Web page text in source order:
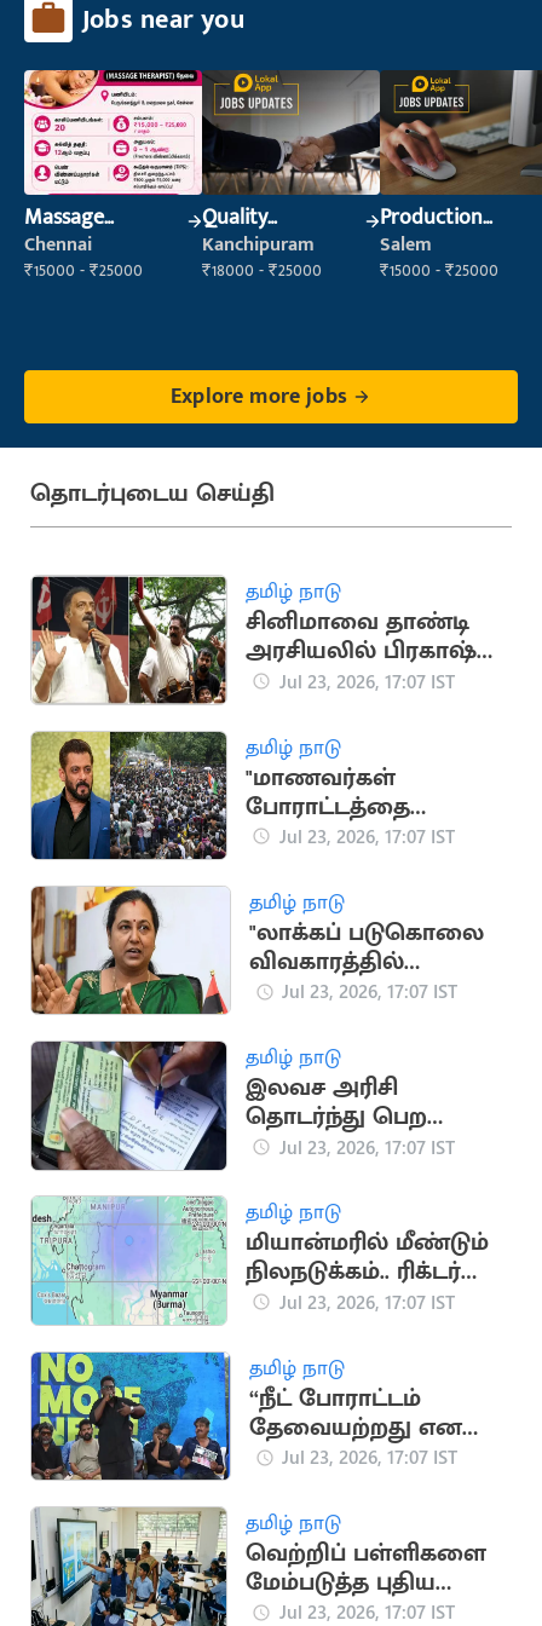
Jobs near you
Massage
Therapist
Chennai
₹15000 - ₹25000
Quality
Inspector
Kanchipuram
₹18000 - ₹25000
Production
Supervisor
Salem
₹15000 - ₹25000
Explore more jobs
தொடர்புடைய செய்தி
தமிழ் நாடு
சினிமாவை தாண்டி
அரசியலில் பிரகாஷ்
ராஜ்.. முக்கிய
Jul 23, 2026, 17:07 IST
தமிழ் நாடு
"மாணவர்கள்
போராட்டத்தை
கைவிட்டு வீட்டிற்கு
சல்மான் கான்
Jul 23, 2026, 17:07 IST
தமிழ் நாடு
"லாக்கப் படுகொலை
விவகாரத்தில்
முதலமைச்சர்
பிரேமலதா
வலியுறுத்தல்
Jul 23, 2026, 17:07 IST
தமிழ் நாடு
இலவச அரிசி
தொடர்ந்து பெற
ரேஷன் கார்டில் இ-
Jul 23, 2026, 17:07 IST
தமிழ் நாடு
மியான்மரில் மீண்டும்
நிலநடுக்கம்.. ரிக்டர்
அளவில் 4.3 ஆக பதிவு
Jul 23, 2026, 17:07 IST
தமிழ் நாடு
“நீட் போராட்டம்
தேவையற்றது என
அமைச்சர் கூறினார்” -
Jul 23, 2026, 17:07 IST
தமிழ் நாடு
வெற்றிப் பள்ளிகளை
மேம்படுத்த புதிய
வழிகாட்டுதல்கள்
Jul 23, 2026, 17:07 IST